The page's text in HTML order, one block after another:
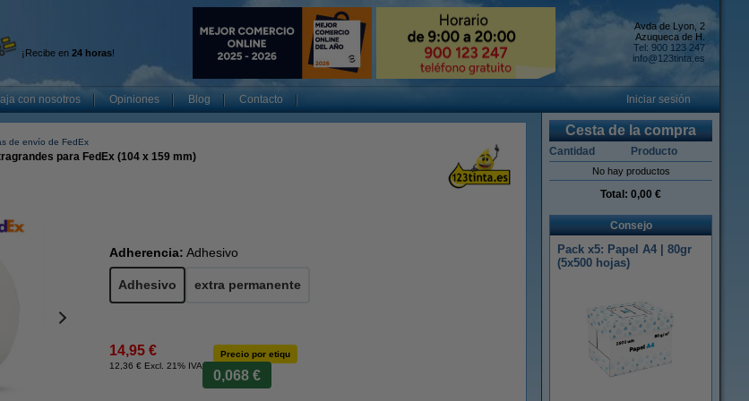
¡Recibe en 24 horas!
Avda de Lyon, 2
Azuqueca de H.
Tel: 900 123 247
info@123tinta.es
con nosotros Opiniones Blog Contacto Iniciar sesión
de envío de FedEx
para FedEx (104 x 159 mm)
Adherencia: Adhesivo
Adhesivo extra permanente
14,95 €
12,36 € Excl. 21% IVA
Precio por etiqu
0,068 €
Cesta de la compra
Cantidad Producto
No hay productos
Total: 0,00 €
Consejo
Pack x5: Papel A4 | 80gr
(5x500 hojas)